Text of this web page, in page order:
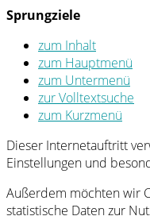
Sprungziele
zum Inhalt
zum Hauptmenü
zum Untermenü
zur Volltextsuche
zum Kurzmenü
Dieser Internetauftritt
Einstellungen und
Außerdem möchten wir
statistische Daten zur